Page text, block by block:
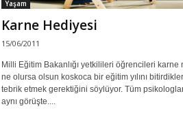
Yaşam
Karne Hediyesi
15/06/2011
Milli Eğitim Bakanlığı yetkilileri öğrencileri karne
ne olursa olsun koskoca bir eğitim yılını
tebrik etmek gerektiğini söylüyor. Tüm
aynı görüşte....